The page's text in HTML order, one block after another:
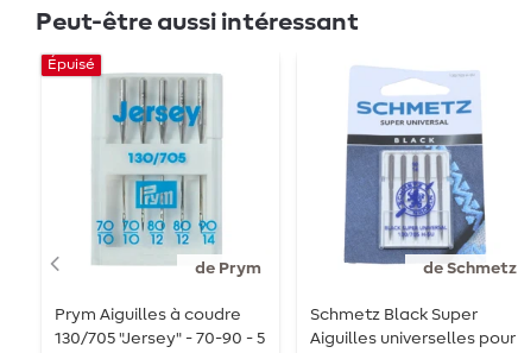
Peut-être aussi intéressant
de Prym
Épuisé
Prym Aiguilles à coudre
130/705 "Jersey" - 70-90 - 5
de Schmetz
Schmetz Black Super
Aiguilles universelles pour